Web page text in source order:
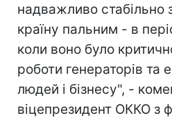
надважливо стабільно
країну пальним - в
коли воно було
роботи генераторів та
людей і бізнесу", -
віцепрезидент ОККО з